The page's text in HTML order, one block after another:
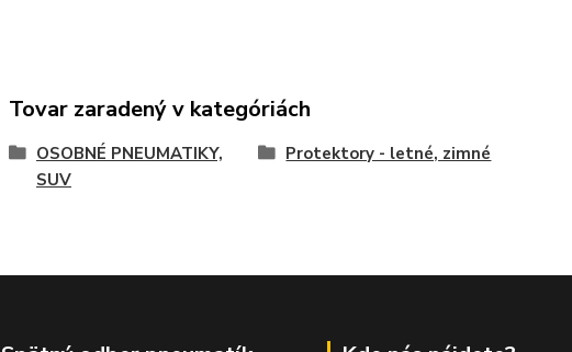
Tovar zaradený v kategóriách
OSOBNÉ PNEUMATIKY,
SUV
Protektory - letné, zimné